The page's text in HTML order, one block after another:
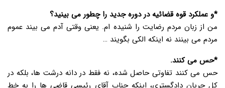
*و عملکرد قوه قضائیه در دوره جدید را چطور می بینید؟
من از زبان مردم رضایت را شنیده ام. یعنی وقتی آدم می بیند عموم
مردم می بینند نه اینکه الکی بگویند …
*حس می کنند.
حس می کنند تفاوتی حاصل شده، نه فقط در دانه درشت ها، بلکه در
کل جریان دادگستری، اینکه جناب آقای رئیسی قاضی ها را به خط